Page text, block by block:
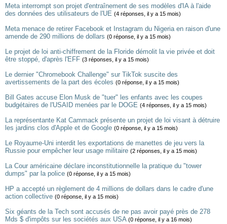
Meta interrompt son projet d'entraînement de ses modèles d'IA à l'aide
des données des utilisateurs de l'UE (4 réponses, il y a 15 mois)
Meta menace de retirer Facebook et Instagram du Nigeria en raison d'une
amende de 290 millions de dollars (0 réponse, il y a 15 mois)
Le projet de loi anti-chiffrement de la Floride démolit la vie privée et doit
être stoppé, d'après l'EFF (3 réponses, il y a 15 mois)
Le dernier "Chromebook Challenge" sur TikTok suscite des
avertissements de la part des écoles (0 réponse, il y a 15 mois)
Bill Gates accuse Elon Musk de "tuer" les enfants avec les coupes
budgétaires de l'USAID menées par le DOGE (4 réponses, il y a 15 mois)
La représentante Kat Cammack présente un projet de loi visant à détruire
les jardins clos d'Apple et de Google (0 réponse, il y a 15 mois)
Le Royaume-Uni interdit les exportations de manettes de jeu vers la
Russie pour empêcher leur usage militaire (2 réponses, il y a 15 mois)
La Cour américaine déclare inconstitutionnelle la pratique du "tower
dumps" par la police (0 réponse, il y a 15 mois)
HP a accepté un règlement de 4 millions de dollars dans le cadre d'une
action collective (0 réponse, il y a 15 mois)
Six géants de la Tech sont accusés de ne pas avoir payé près de 278
Mds $ d'impôts sur les sociétés aux USA (0 réponse, il y a 16 mois)